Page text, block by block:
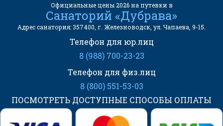
Официальные цены 2026 на путевки в
Санаторий «Дубрава»
Адрес санатория: 357400, г. Железноводск, ул. Чапаева, 9-15.
Телефон для юр.лиц
8 (988) 700-23-23
Телефон для физ.лиц
8 (800) 551-53-03
ПОСМОТРЕТЬ ДОСТУПНЫЕ СПОСОБЫ ОПЛАТЫ